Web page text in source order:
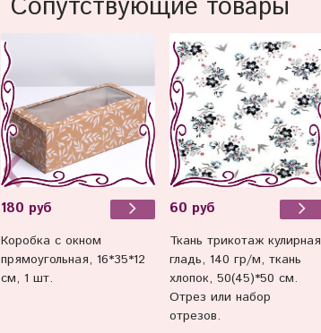
Сопутствующие товары
180 руб
Коробка с окном
прямоугольная, 16*35*12
см, 1 шт.
60 руб
Ткань трикотаж кулирная
гладь, 140 гр/м, ткань
хлопок, 50(45)*50 см.
Отрез или набор
отрезов.